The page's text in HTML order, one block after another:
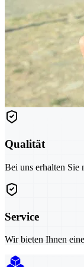
Qualität
Bei uns erhalten Sie
Service
Wir bieten Ihnen